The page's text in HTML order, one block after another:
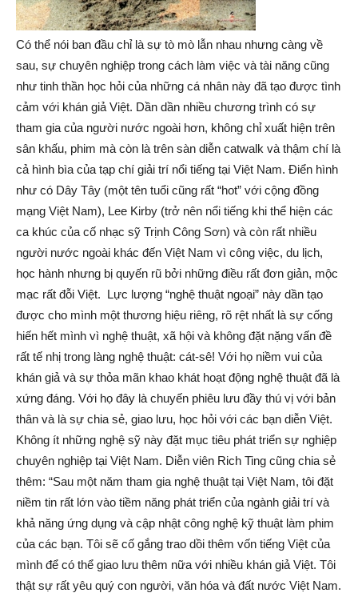
Có thể nói ban đầu chỉ là sự tò mò lẫn nhau nhưng càng về
sau, sự chuyên nghiệp trong cách làm việc và tài năng cũng
như tinh thần học hỏi của những cá nhân này đã tạo được tình
cảm với khán giả Việt. Dần dần nhiều chương trình có sự
tham gia của người nước ngoài hơn, không chỉ xuất hiện trên
sân khấu, phim mà còn là trên sàn diễn catwalk và thậm chí là
cả hình bìa của tạp chí giải trí nổi tiếng tại Việt Nam. Điển hình
như có Dây Tây (một tên tuổi cũng rất “hot” với cộng đồng
mạng Việt Nam), Lee Kirby (trở nên nổi tiếng khi thể hiện các
ca khúc của cố nhạc sỹ Trịnh Công Sơn) và còn rất nhiều
người nước ngoài khác đến Việt Nam vì công việc, du lịch,
học hành nhưng bị quyến rũ bởi những điều rất đơn giản, mộc
mạc rất đỗi Việt. Lực lượng “nghệ thuật ngoại” này dần tạo
được cho mình một thương hiệu riêng, rõ rệt nhất là sự cống
hiến hết mình vì nghệ thuật, xã hội và không đặt nặng vấn đề
rất tế nhị trong làng nghệ thuật: cát-sê! Với họ niềm vui của
khán giả và sự thỏa mãn khao khát hoạt động nghệ thuật đã là
xứng đáng. Với họ đây là chuyến phiêu lưu đầy thú vị với bản
thân và là sự chia sẻ, giao lưu, học hỏi với các bạn diễn Việt.
Không ít những nghệ sỹ này đặt mục tiêu phát triển sự nghiệp
chuyên nghiệp tại Việt Nam. Diễn viên Rich Ting cũng chia sẻ
thêm: “Sau một năm tham gia nghệ thuật tại Việt Nam, tôi đặt
niềm tin rất lớn vào tiềm năng phát triển của ngành giải trí và
khả năng ứng dụng và cập nhật công nghệ kỹ thuật làm phim
của các bạn. Tôi sẽ cố gắng trao dồi thêm vốn tiếng Việt của
mình để có thể giao lưu thêm nữa với nhiều khán giả Việt. Tôi
thật sự rất yêu quý con người, văn hóa và đất nước Việt Nam.